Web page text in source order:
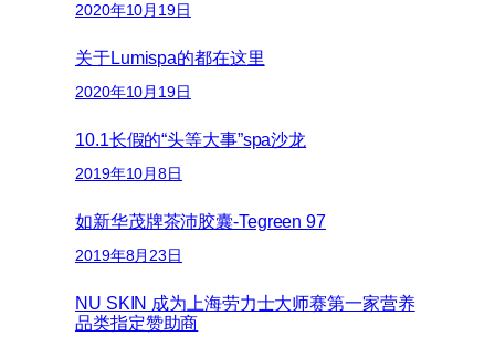
2020年10月19日
关于Lumispa的都在这里
2020年10月19日
10.1长假的“头等大事”spa沙龙
2019年10月8日
如新华茂牌茶沛胶囊-Tegreen 97
2019年8月23日
NU SKIN 成为上海劳力士大师赛第一家营养
品类指定赞助商